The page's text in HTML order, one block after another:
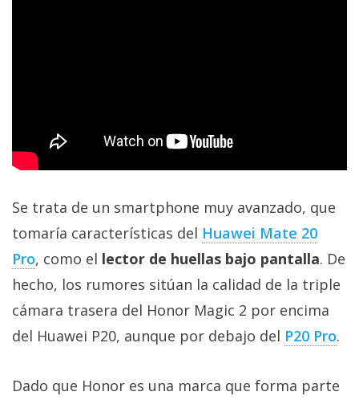
Se trata de un smartphone muy avanzado, que
tomaría características del Huawei Mate 20
Pro, como el lector de huellas bajo pantalla. De
hecho, los rumores sitúan la calidad de la triple
cámara trasera del Honor Magic 2 por encima
del Huawei P20, aunque por debajo del P20 Pro.
Dado que Honor es una marca que forma parte